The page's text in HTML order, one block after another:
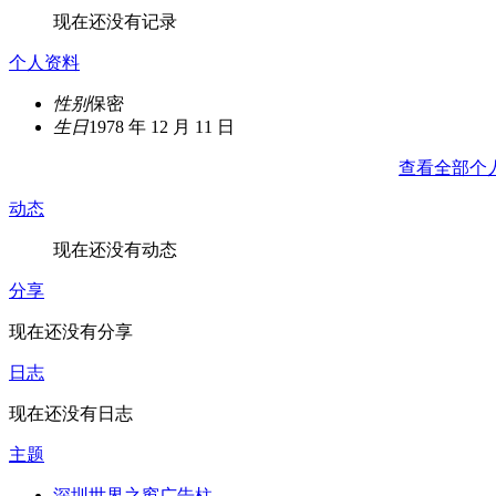
现在还没有记录
个人资料
性别保密
生日1978 年 12 月 11 日
查看全部个
动态
现在还没有动态
分享
现在还没有分享
日志
现在还没有日志
主题